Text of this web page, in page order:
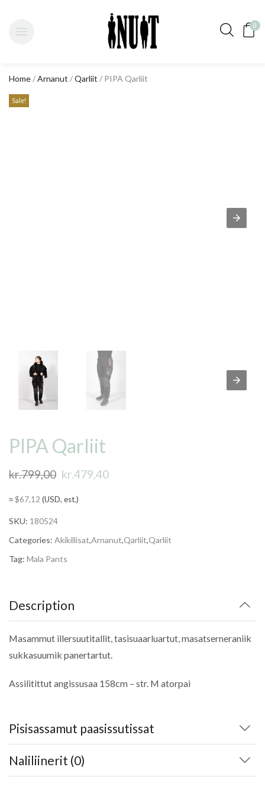
0
Home/Arnanut /Qarliit / PIPA Qarliit
Sale!
PIPA Qarliit
kr.799,00 Original
price
kr.799,00.
kr.479,40
kr.479,40.
≈$67,12 (USD, est.)
SKU: 180524
Categories: Akikillisat,Arnanut,Qarliit,Qarliit
Tag: Mala Pants
Description
Masammut illersuutitallit, tasisuaarluartut, masatserneraniik
sukkasuumik panertartut.
Assilitittut angissusaa 158cm – str. M atorpai
Pisisassamut paasissutissat
Naliliinerit (0)